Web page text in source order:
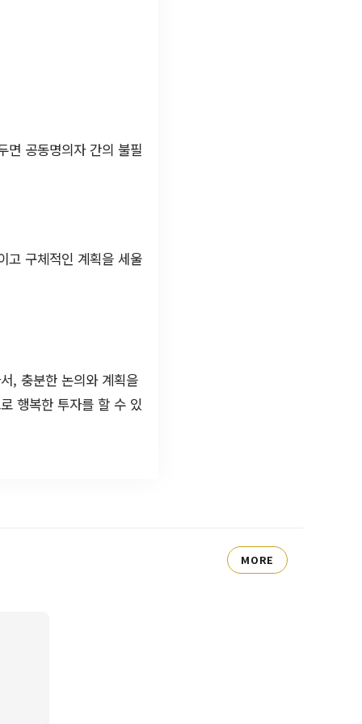
면 공동명의자 간의 불필
고 구체적인 계획을 세울
, 충분한 논의와 계획을
행복한 투자를 할 수 있
MORE